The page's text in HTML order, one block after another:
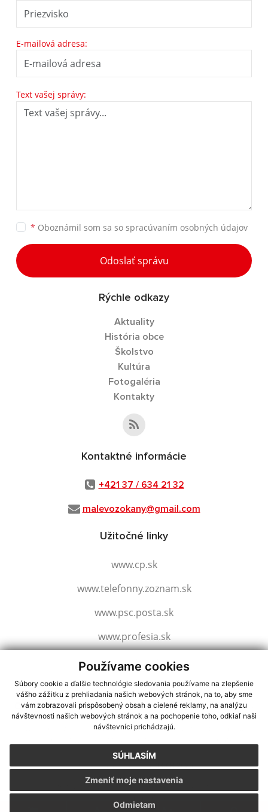
Používame cookies
Súbory cookie a ďalšie technológie sledovania používame na zlepšenie
vášho zážitku z prehliadania našich webových stránok, na to, aby sme
vám zobrazovali prispôsobený obsah a cielené reklamy, na analýzu
návštevnosti našich webových stránok a na pochopenie toho, odkiaľ naši
návštevníci prichádzajú.
SÚHLASÍM
Odmietam
Zmeniť moje nastavenia
E-mailová adresa:
Text vašej správy:
* Oboznámil som sa so spracúvaním osobných údajov
Odoslať správu
Rýchle odkazy
Aktuality
História obce
Školstvo
Kultúra
Fotogaléria
Kontakty
Kontaktné informácie
+421 37 / 634 21 32
malevozokany@gmail.com
Užitočné linky
www.cp.sk
www.telefonny.zoznam.sk
www.psc.posta.sk
www.profesia.sk
www.slovensko.sk
využite možnosť získavania aktuálnych informácií s využitím RSS
CMS systém (redakčný) systém ECHELON 2,Mapa stránok,web portál
webex.digital, s.r.o.,domény,registrácia domény
Posledná aktualizácia:03.08.2026
Vytlačiť stránku|Vyhlásenie o prístupnosti